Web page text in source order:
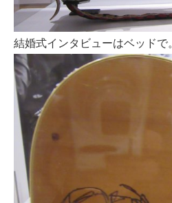
結婚式インタビューはベッドで。